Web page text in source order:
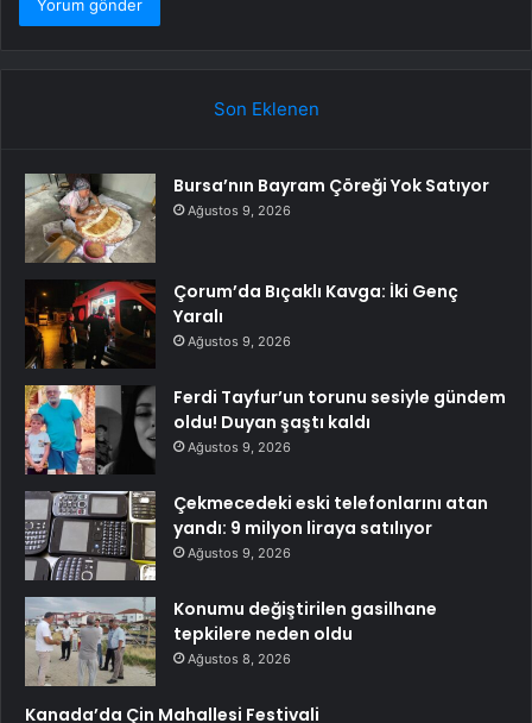
Son Eklenen
Bursa’nın Bayram Çöreği Yok Satıyor
Ağustos 9, 2026
Çorum’da Bıçaklı Kavga: İki Genç
Yaralı
Ağustos 9, 2026
Ferdi Tayfur’un torunu sesiyle gündem
oldu! Duyan şaştı kaldı
Ağustos 9, 2026
Çekmecedeki eski telefonlarını atan
yandı: 9 milyon liraya satılıyor
Ağustos 9, 2026
Konumu değiştirilen gasilhane
tepkilere neden oldu
Ağustos 8, 2026
Kanada’da Çin Mahallesi Festivali